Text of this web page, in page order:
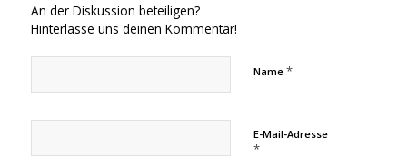
An der Diskussion beteiligen?
Hinterlasse uns deinen Kommentar!
Name *
E-Mail-Adresse
*